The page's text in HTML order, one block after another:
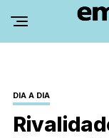
DIA A DIA